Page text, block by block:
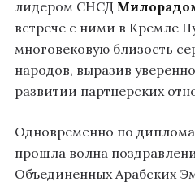
лидером СНСД
встрече с ними в Кремле
многовековую близость
народов, выразив
развитии партнерских
Одновременно по
прошла волна
Объединенных Арабских